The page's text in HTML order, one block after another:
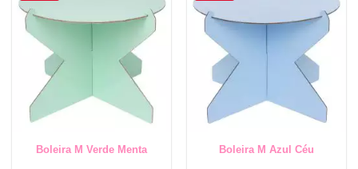
Boleira M Verde Menta Boleira M Azul Céu